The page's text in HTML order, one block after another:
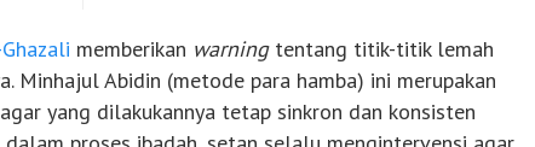
memberikan warningtentang titik-titik lemah
Minhajul Abidin (metode para hamba) ini merupakan
yang dilakukannya tetap sinkron dan konsisten